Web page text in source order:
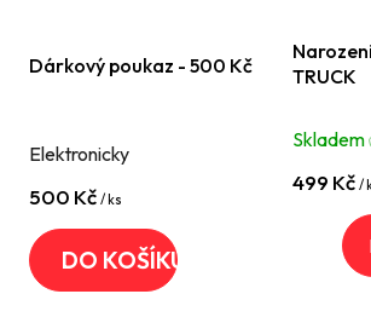
Dárkový poukaz - 500 Kč
Elektronicky
500 Kč / ks
DO KOŠÍKU
produktu
z
TRUCK
Skladem
499 Kč /